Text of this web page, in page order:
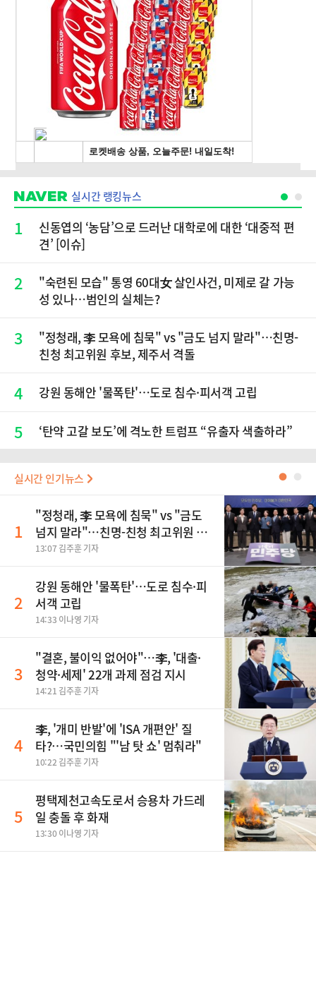
실시간 랭킹뉴스
1
신동엽의 ‘농담’으로 드러난 대학로에 대한 ‘대중적 편
견’ [이슈]
2
"숙련된 모습" 통영 60대女 살인사건, 미제로 갈 가능
성 있나…범인의 실체는?
3
"정청래, 李 모욕에 침묵" vs "금도 넘지 말라"…친명-
친청 최고위원 후보, 제주서 격돌
4 강원 동해안 '물폭탄'…도로 침수·피서객 고립
5 ‘탄약 고갈 보도’에 격노한 트럼프 “유출자 색출하라”
실시간 인기뉴스 ●
1
"정청래, 李 모욕에 침묵" vs "금도
넘지 말라"…친명-친청 최고위원 후
보, 제주서 격돌
13:07 김주훈 기자
2
강원 동해안 '물폭탄'…도로 침수·피
서객 고립
14:33 이나영 기자
3
"결혼, 불이익 없어야"…李, '대출·
청약·세제' 22개 과제 점검 지시
14:21 김주훈 기자
4
李, '개미 반발'에 'ISA 개편안' 질
타?…국민의힘 "'남 탓 쇼' 멈춰라"
10:22 김주훈 기자
5
평택제천고속도로서 승용차 가드레
일 충돌 후 화재
13:30 이나영 기자